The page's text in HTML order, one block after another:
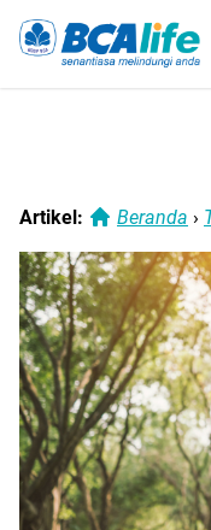
Artikel: Beranda ›